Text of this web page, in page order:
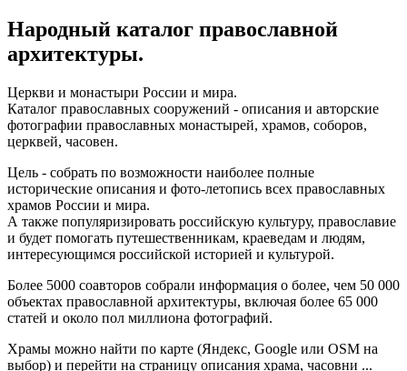
Народный каталог православной
архитектуры.
Церкви и монастыри России и мира.
Каталог православных сооружений - описания и авторские
фотографии православных монастырей, храмов, соборов,
церквей, часовен.
Цель - собрать по возможности наиболее полные
исторические описания и фото-летопись всех православных
храмов России и мира.
А также популяризировать российскую культуру, православие
и будет помогать путешественникам, краеведам и людям,
интересующимся российской историей и культурой.
Более 5000 соавторов собрали информация о более, чем 50 000
объектах православной архитектуры, включая более 65 000
статей и около пол миллиона фотографий.
Храмы можно найти по карте (Яндекс, Google или OSM на
выбор) и перейти на страницу описания храма, часовни ...